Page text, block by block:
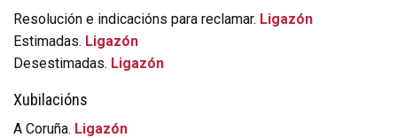
Resolución e indicacións para reclamar. Ligazón
Estimadas. Ligazón
Desestimadas. Ligazón
Xubilacións
A Coruña. Ligazón